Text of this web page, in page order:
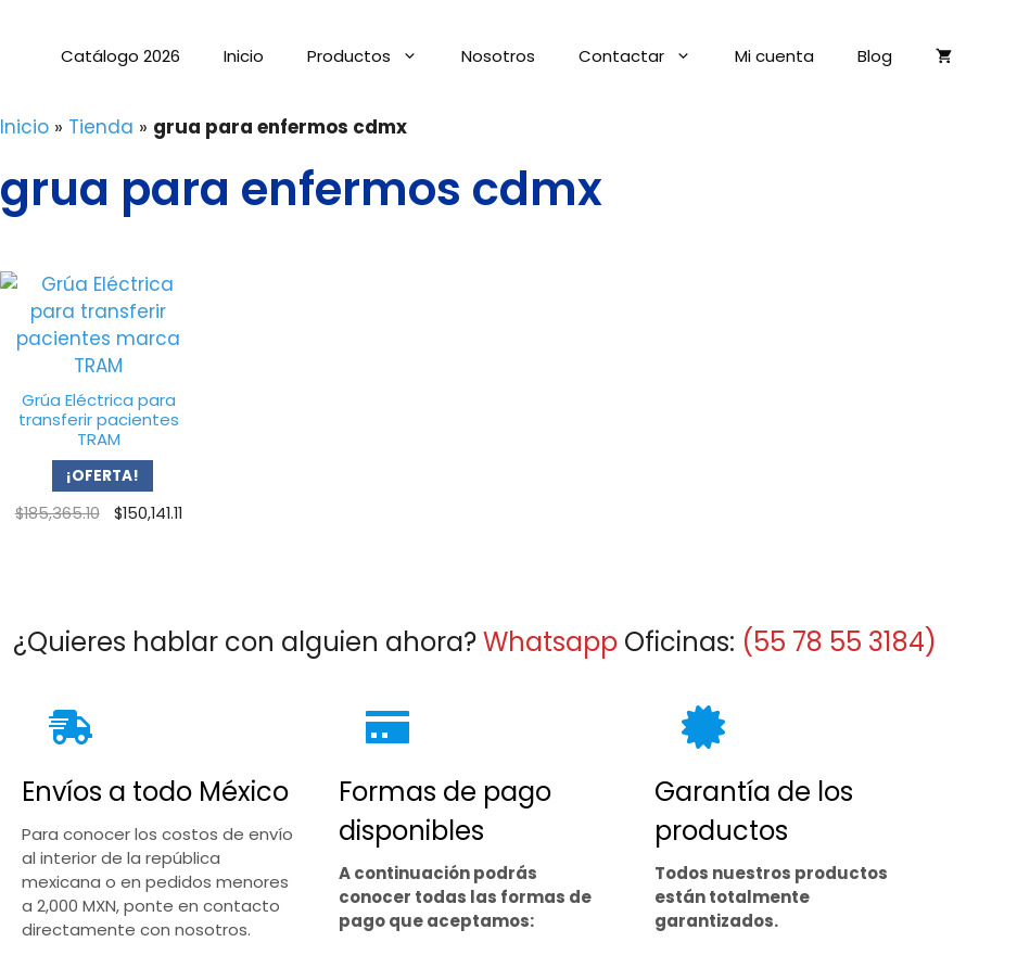
Catálogo 2026 Inicio Productos Nosotros Contactar Mi cuenta Blog
Inicio » Tienda » grua para enfermos cdmx
grua para enfermos cdmx
Grúa Eléctrica para
transferir pacientes
TRAM
¡OFERTA!
$185,365.10
Original
$150,141.11Current
¿Quieres hablar con alguien ahora?Whatsapp Oficinas: (55 78 55 3184)
Envíos a todo México
Para conocer los costos de envío
al interior de la república
mexicana o en pedidos menores
a 2,000 MXN, ponte en contacto
directamente con nosotros.
Formas de pago
disponibles
A continuación podrás
conocer todas las formas de
pago que aceptamos:
Garantía de los
productos
Todos nuestros productos
están totalmente
garantizados.